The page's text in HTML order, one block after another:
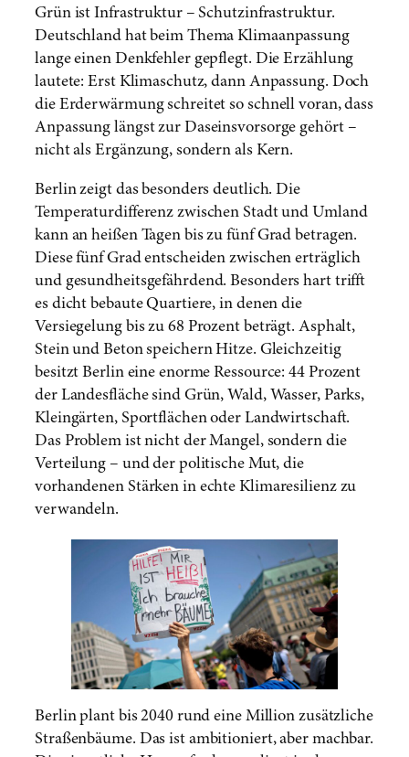
Grün ist Infrastruktur – Schutzinfrastruktur.
Deutschland hat beim Thema Klimaanpassung
lange einen Denkfehler gepflegt. Die Erzählung
lautete: Erst Klimaschutz, dann Anpassung. Doch
die Erderwärmung schreitet so schnell voran, dass
Anpassung längst zur Daseinsvorsorge gehört –
nicht als Ergänzung, sondern als Kern.
Berlin zeigt das besonders deutlich. Die
Temperaturdifferenz zwischen Stadt und Umland
kann an heißen Tagen bis zu fünf Grad betragen.
Diese fünf Grad entscheiden zwischen erträglich
und gesundheitsgefährdend. Besonders hart trifft
es dicht bebaute Quartiere, in denen die
Versiegelung bis zu 68 Prozent beträgt. Asphalt,
Stein und Beton speichern Hitze. Gleichzeitig
besitzt Berlin eine enorme Ressource: 44 Prozent
der Landesfläche sind Grün, Wald, Wasser, Parks,
Kleingärten, Sportflächen oder Landwirtschaft.
Das Problem ist nicht der Mangel, sondern die
Verteilung – und der politische Mut, die
vorhandenen Stärken in echte Klimaresilienz zu
verwandeln.
Berlin plant bis 2040 rund eine Million zusätzliche
Straßenbäume. Das ist ambitioniert, aber machbar.